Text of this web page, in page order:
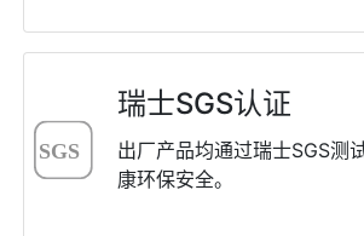
瑞⼠SGS认证
出⼚产品均通过瑞⼠SGS测
康环保安全。